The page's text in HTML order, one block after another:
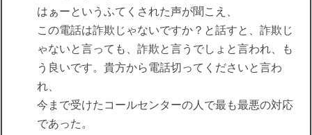
はぁーというふてくされた声が聞こえ、
この電話は詐欺じゃないですか？と話すと、詐欺じ
ゃないと言っても、詐欺と言うでしょと言われ、も
う良いです。貴方から電話切ってくださいと言わ
れ、
今まで受けたコールセンターの人で最も最悪の対応
であった。